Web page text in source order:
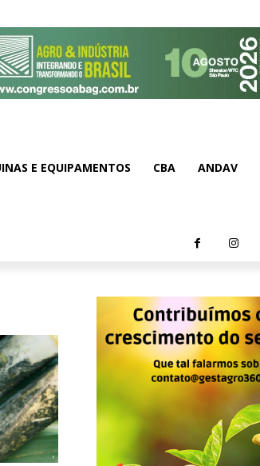
E EQUIPAMENTOS CBA ANDAV